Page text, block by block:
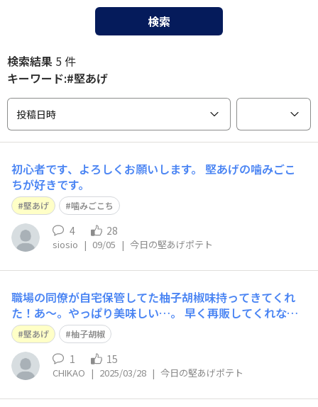
検索
検索結果 5 件
キーワード:#堅あげ
投稿日時
初心者です、よろしくお願いします。 堅あげの噛みごこ
ちが好きです。
堅あげ 噛みごこち
4 28
siosio | 09/05 | 今日の堅あげポテト
職場の同僚が自宅保管してた柚子胡椒味持ってきてくれ
た！あ～。やっぱり美味しい…。 早く再販してくれない
かな…。
堅あげ 柚子胡椒
1 15
CHIKAO | 2025/03/28 | 今日の堅あげポテト